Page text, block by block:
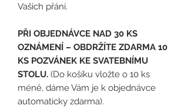
Vašich přání.
PŘI OBJEDNÁVCE NAD 30 KS
OZNÁMENÍ – OBDRŽÍTE ZDARMA 10
KS POZVÁNEK KE SVATEBNÍMU
STOLU. (Do košíku vložte o 10 ks
méně, dáme Vám je k objednávce
automaticky zdarma).